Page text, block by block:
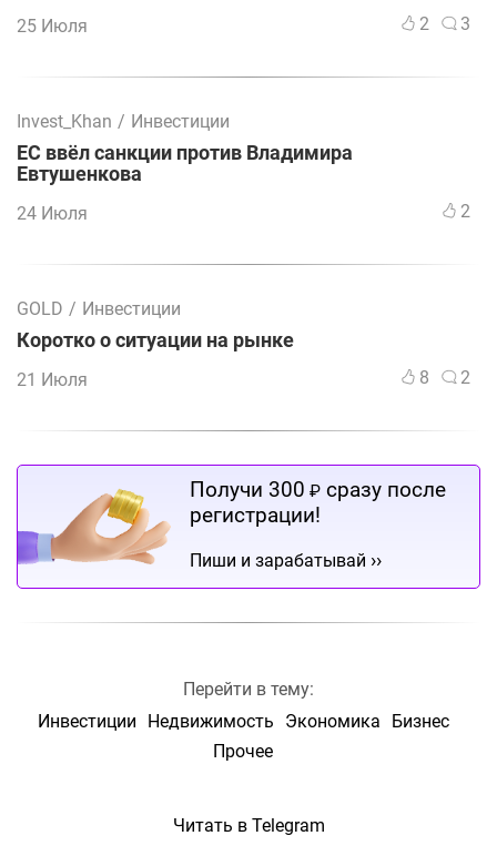
25 Июля 2 3
Invest_Khan / Инвестиции
ЕС ввёл санкции против Владимира
Евтушенкова
24 Июля 2
GOLD / Инвестиции
Коротко о ситуации на рынке
21 Июля 8 2
Получи 300 ₽ сразу после
регистрации!
Пиши и зарабатывай ››
Перейти в тему:
Инвестиции
Недвижимость Экономика
Бизнес
Прочее
Читать в Telegram